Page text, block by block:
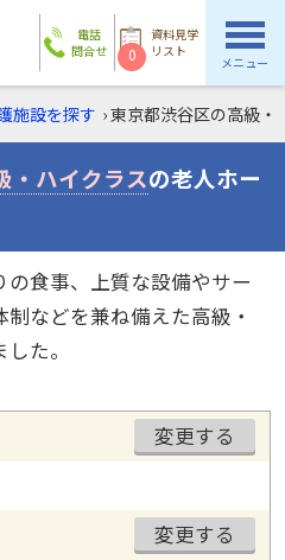
電話
問合せ
資料見学
リスト
0 メニュー
施設を探す ›東京都渋谷区の高級・
・ハイクラスの老人ホー
食事、上質な設備やサー
などを兼ね備えた高級・
た。
変更する
変更する